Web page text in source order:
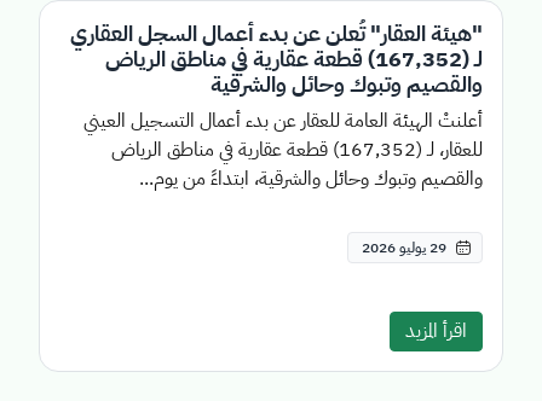
"هيئة العقار" تُعلن عن بدء أعمال السجل العقاري
لـ (167,352) قطعة عقارية في مناطق الرياض
والقصيم وتبوك وحائل والشرقية
أعلنتْ الهيئة العامة للعقار عن بدء أعمال التسجيل العيني
للعقار، لـ (167,352) قطعة عقارية في مناطق الرياض
والقصيم وتبوك وحائل والشرقية، ابتداءً من يوم...
29 يوليو 2026
اقرأ المزيد